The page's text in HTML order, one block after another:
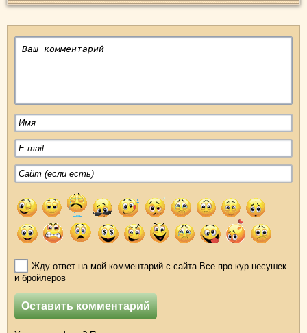
Жду ответ на мой комментарий с сайта Все про кур несушек
и бройлеров